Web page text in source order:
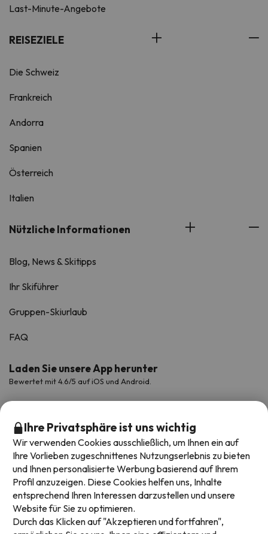
Last-Minute-Angebote
REISEZIELE
Die Schweiz
Frankreich
Andorra
Spanien
Österreich
Italien
Nützliche Informationen
Blog, News & Skitipps
Ihr Skiführer
Gruppen-Skiurlaub
FAQ
Laden Sie unsere App herunter
Bewertet mit 4.6/5 auf iOS und Android.
Verfügbare Zahlungsarten
Ihre Privatsphäre ist uns wichtig
Wir verwenden Cookies ausschließlich, um Ihnen ein auf
Ihre Vorlieben zugeschnittenes Nutzungserlebnis zu bieten
und Ihnen personalisierte Werbung basierend auf Ihrem
Profil anzuzeigen. Diese Cookies helfen uns, Inhalte
entsprechend Ihren Interessen darzustellen und unsere
Website für Sie zu optimieren.
Durch das Klicken auf "Akzeptieren und fortfahren",